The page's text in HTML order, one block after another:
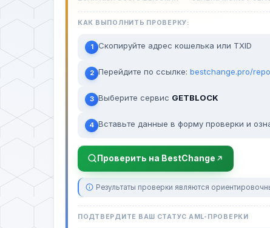
КАК ВЫПОЛНИТЬ ПРОВЕРКУ:
1 Скопируйте адрес кошелька или TXID
2 Перейдите по ссылке: bestchange.pro/
3 Выберите сервис GETBLOCK
4 Вставьте данные в форму проверки и
Проверить на BestChange
Результаты проверки являются
ПОДТВЕРДИТЕ ВАШ СТАТУС AML-ПРОВЕРКИ